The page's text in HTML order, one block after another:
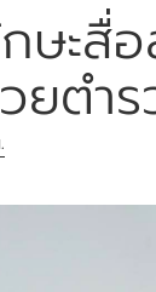
ษะสื่
ตำร